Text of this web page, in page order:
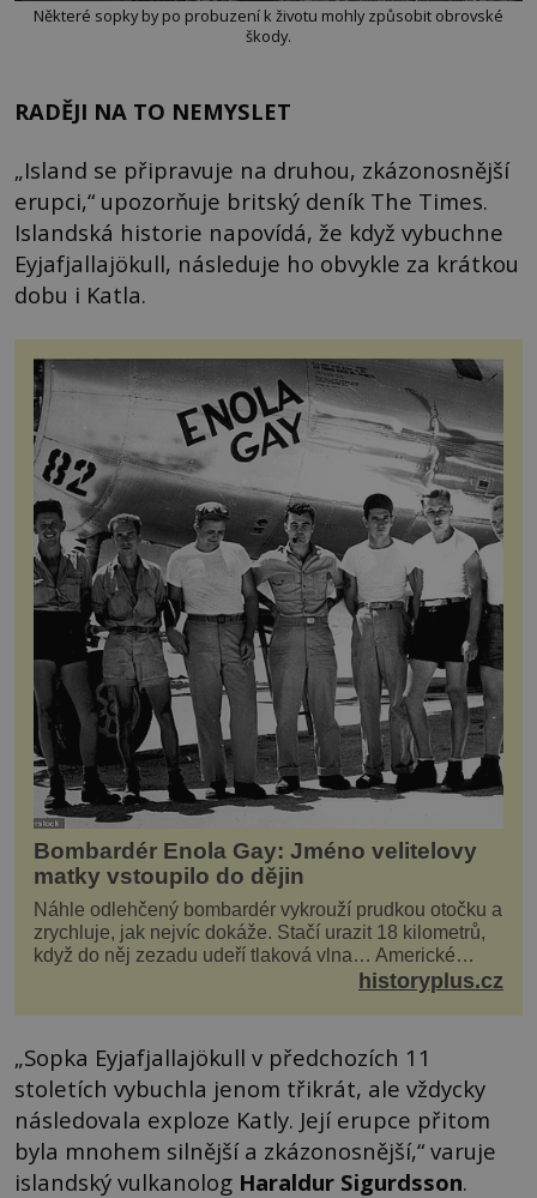
Některé sopky by po probuzení k životu mohly způsobit obrovské
škody.
RADĚJI NA TO NEMYSLET
„Island se připravuje na druhou, zkázonosnější
erupci,“ upozorňuje britský deník The Times.
Islandská historie napovídá, že když vybuchne
Eyjafjallajökull, následuje ho obvykle za krátkou
dobu i Katla.
Bombardér Enola Gay: Jméno velitelovy
matky vstoupilo do dějin
Náhle odlehčený bombardér vykrouží prudkou otočku a
zrychluje, jak nejvíc dokáže. Stačí urazit 18 kilometrů,
když do něj zezadu udeří tlaková vlna… Americké
rozhodnutí svrhnout ničivou jadernou bombu ...historyplus.cz
„Sopka Eyjafjallajökull v předchozích 11
stoletích vybuchla jenom třikrát, ale vždycky
následovala exploze Katly. Její erupce přitom
byla mnohem silnější a zkázonosnější,“ varuje
islandský vulkanolog Haraldur Sigurdsson.